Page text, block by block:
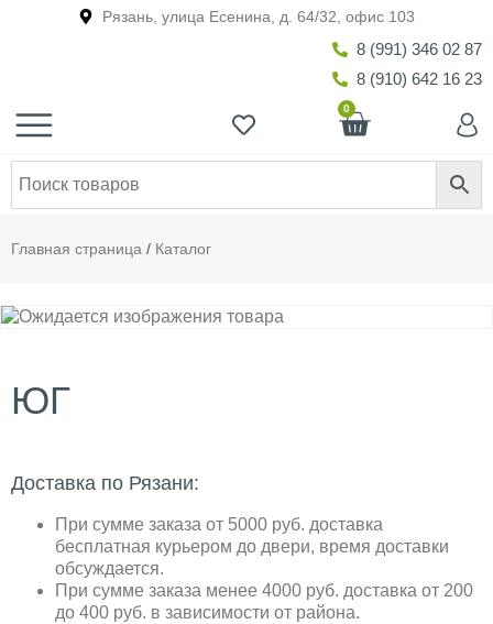
Рязань, улица Есенина, д. 64/32, офис 103
8 (991) 346 02 87
8 (910) 642 16 23
0
Главная страница / Каталог
ЮГ
Доставка по Рязани:
При сумме заказа от 5000 руб. доставка
бесплатная курьером до двери, время доставки
обсуждается.
При сумме заказа менее 4000 руб. доставка от 200
до 400 руб. в зависимости от района.